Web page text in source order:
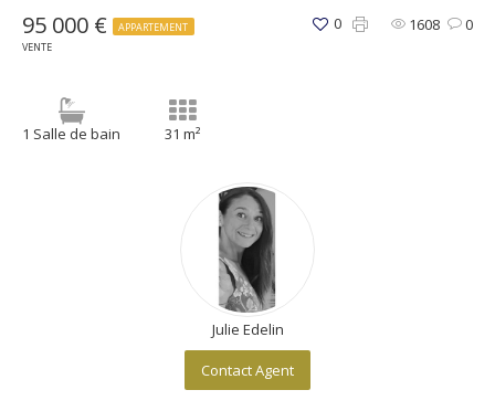
95 000 €
APPARTEMENT
VENTE
1608 0
0
1 Salle de bain 31 m²
Julie Edelin
Contact Agent